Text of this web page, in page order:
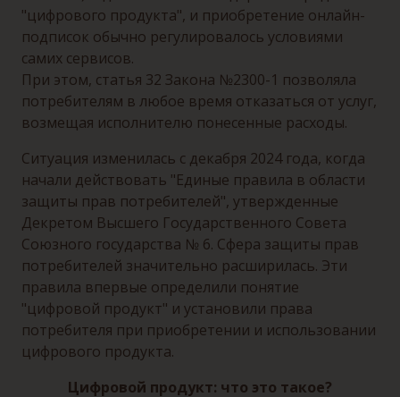
"цифрового продукта", и приобретение онлайн-
подписок обычно регулировалось условиями
самих сервисов.
При этом, статья 32 Закона №2300-1 позволяла
потребителям в любое время отказаться от услуг,
возмещая исполнителю понесенные расходы.
Ситуация изменилась с декабря 2024 года, когда
начали действовать "Единые правила в области
защиты прав потребителей", утвержденные
Декретом Высшего Государственного Совета
Союзного государства № 6. Сфера защиты прав
потребителей значительно расширилась. Эти
правила впервые определили понятие
"цифровой продукт" и установили права
потребителя при приобретении и использовании
цифрового продукта.
Цифровой продукт: что это такое?